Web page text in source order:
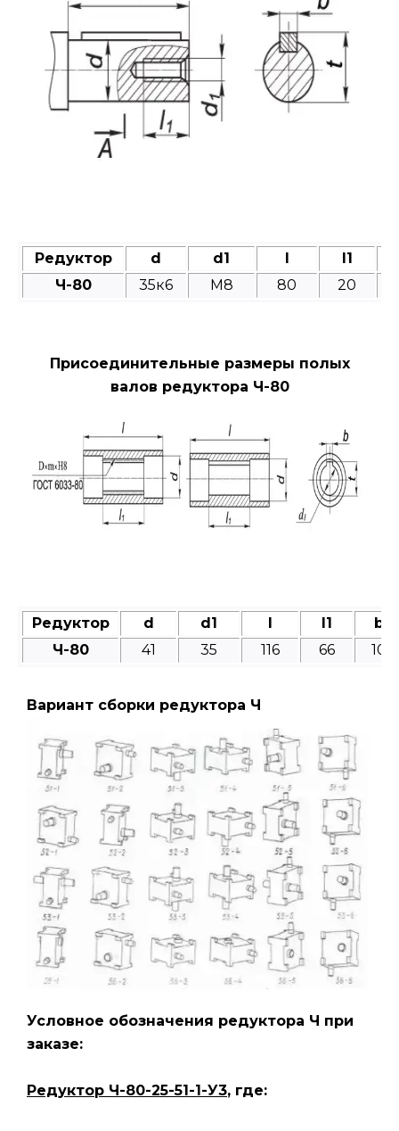
Редуктор d d1 l l1
Ч-80
35к6 M8 80 20
Присоединительные размеры полых
валов редуктора Ч-80
Редуктор d d1 l l1
b
Ч-80
41 35 116 66 10
Вариант сборки редуктора Ч
Условное обозначения редуктора Ч при
заказе:
Редуктор Ч-80-25-51-1-У3, где: